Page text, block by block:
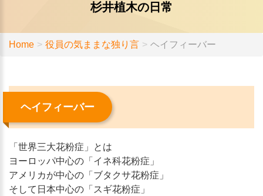
杉井植木の日常
Home 役員の気ままな独り言 ヘイフィーバー
ヘイフィーバー
「世界三大花粉症」とは
ヨーロッパ中心の「イネ科花粉症」
アメリカが中心の「ブタクサ花粉症」
そして日本中心の「スギ花粉症」